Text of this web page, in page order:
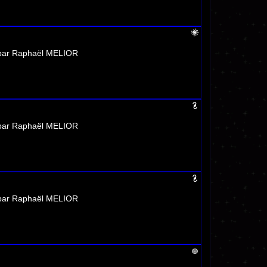
Raphaël MELIOR
Raphaël MELIOR
Raphaël MELIOR